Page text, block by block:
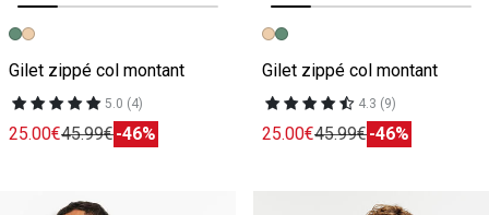
Image précédente
Image suivante
Gilet zippé col montant
5.0 (4)
25.00€45.99€-46%
Image précédente
Image suivante
Gilet zippé col montant
4.3 (9)
25.00€45.99€-46%